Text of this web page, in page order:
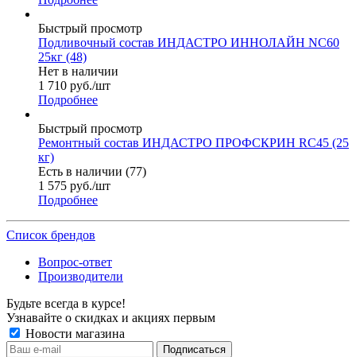
Быстрый просмотр
Подливочный состав ИНДАСТРО ИННОЛАЙН NC60
25кг (48)
Нет в наличии
1 710 руб./шт
Подробнее
Быстрый просмотр
Ремонтный состав ИНДАСТРО ПРОФСКРИН RC45 (25
кг)
Есть в наличии (77)
1 575 руб./шт
Подробнее
Список брендов
Вопрос-ответ
Производители
Будьте всегда в курсе!
Узнавайте о скидках и акциях первым
Новости магазина